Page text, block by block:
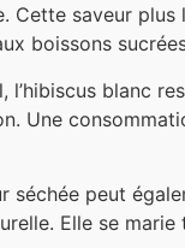
Cette saveur
boissons
l’hibiscus blanc
Une
séchée peut
Elle se